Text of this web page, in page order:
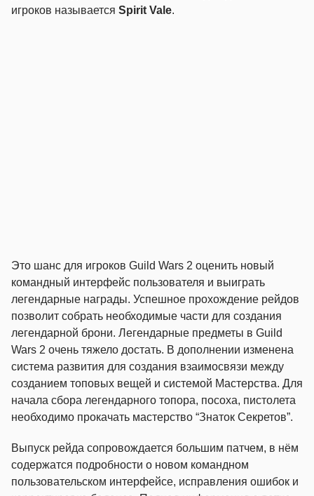
игроков называется Spirit Vale.
Это шанс для игроков Guild Wars 2 оценить новый
командный интерфейс пользователя и выиграть
легендарные награды. Успешное прохождение рейдов
позволит собрать необходимые части для создания
легендарной брони. Легендарные предметы в Guild
Wars 2 очень тяжело достать. В дополнении изменена
система развития для создания взаимосвязи между
созданием топовых вещей и системой Мастерства. Для
начала сбора легендарного топора, посоха, пистолета
необходимо прокачать мастерство “Знаток Секретов”.
Выпуск рейда сопровождается большим патчем, в нём
содержатся подробности о новом командном
пользовательском интерфейсе, исправления ошибок и